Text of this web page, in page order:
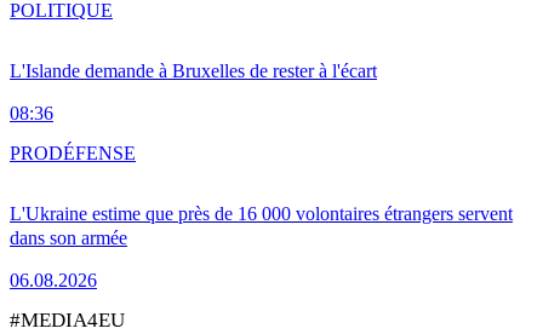
L'Islande demande à Bruxelles de rester à l'écart
08:36
POLITIQUE
L'Ukraine estime que près de 16 000 volontaires étrangers servent
dans son armée
06.08.2026
PRODÉFENSE
#MEDIA4EU